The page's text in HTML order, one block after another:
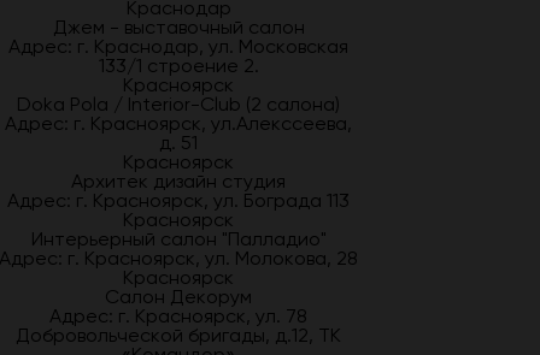
Краснодар
Джем - выставочный салон
Адрес: г. Краснодар, ул. Московская
133/1 строение 2.
Красноярск
Doka Pola / Interior-Club (2 салона)
Адрес: г. Красноярск, ул.Алекссеева,
д. 51
Красноярск
Архитек дизайн студия
Адрес: г. Красноярск, ул. Бограда 113
Красноярск
Интерьерный салон "Палладио"
Адрес: г. Красноярск, ул. Молокова, 28
Красноярск
Салон Декорум
Адрес: г. Красноярск, ул. 78
Добровольческой бригады, д.12, ТК